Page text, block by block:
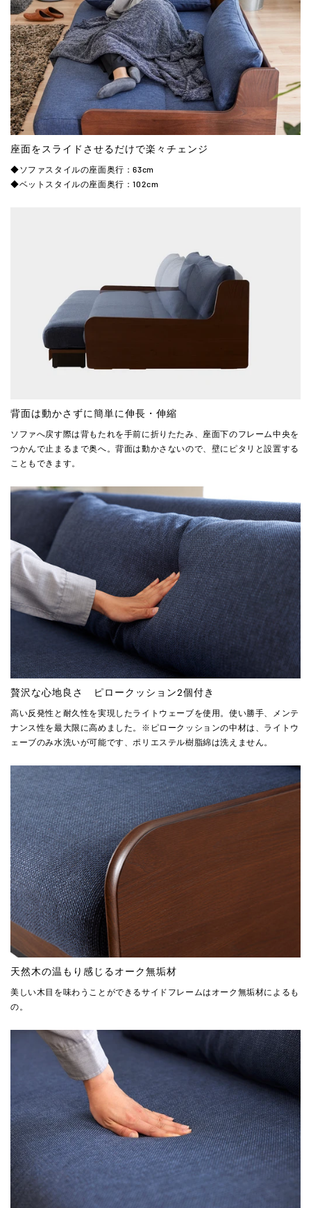
座面をスライドさせるだけで楽々チェンジ
◆ソファスタイルの座面奥行：63cm
◆ベットスタイルの座面奥行：102cm
背面は動かさずに簡単に伸長・伸縮
ソファへ戻す際は背もたれを手前に折りたたみ、座面下のフレーム中央を
つかんで止まるまで奥へ。背面は動かさないので、壁にピタリと設置する
こともできます。
贅沢な心地良さ ピロークッション2個付き
高い反発性と耐久性を実現したライトウェーブを使用。使い勝手、メンテ
ナンス性を最大限に高めました。※ピロークッションの中材は、ライトウ
ェーブのみ水洗いが可能です、ポリエステル樹脂綿は洗えません。
天然木の温もり感じるオーク無垢材
美しい木目を味わうことができるサイドフレームはオーク無垢材によるも
の。